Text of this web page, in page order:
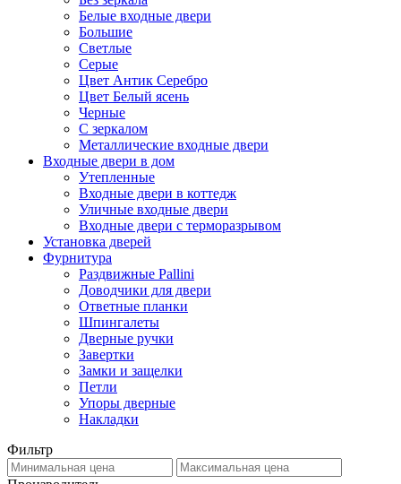
Белые входные двери
Большие
Светлые
Серые
Цвет Антик Серебро
Цвет Белый ясень
Черные
С зеркалом
Металлические входные двери
Входные двери в дом
Утепленные
Входные двери в коттедж
Уличные входные двери
Входные двери с терморазрывом
Установка дверей
Фурнитура
Раздвижные Pallini
Доводчики для двери
Ответные планки
Шпингалеты
Дверные ручки
Завертки
Замки и защелки
Петли
Упоры дверные
Накладки
Фильтр